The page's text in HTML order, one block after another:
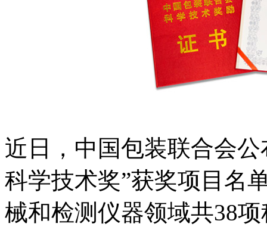
近日，中国包装联合会
科学技术奖”获奖项目名
械和检测仪器领域共38